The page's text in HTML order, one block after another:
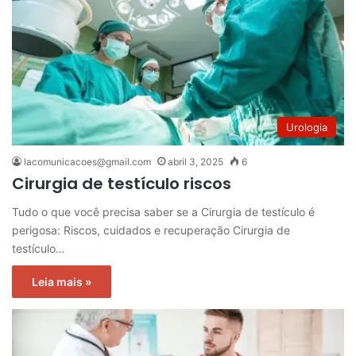
Urologia
lacomunicacoes@gmail.com abril 3, 2025 6
Cirurgia de testículo riscos
Tudo o que você precisa saber se a Cirurgia de testículo é
perigosa: Riscos, cuidados e recuperação Cirurgia de
testículo…
Leia mais »